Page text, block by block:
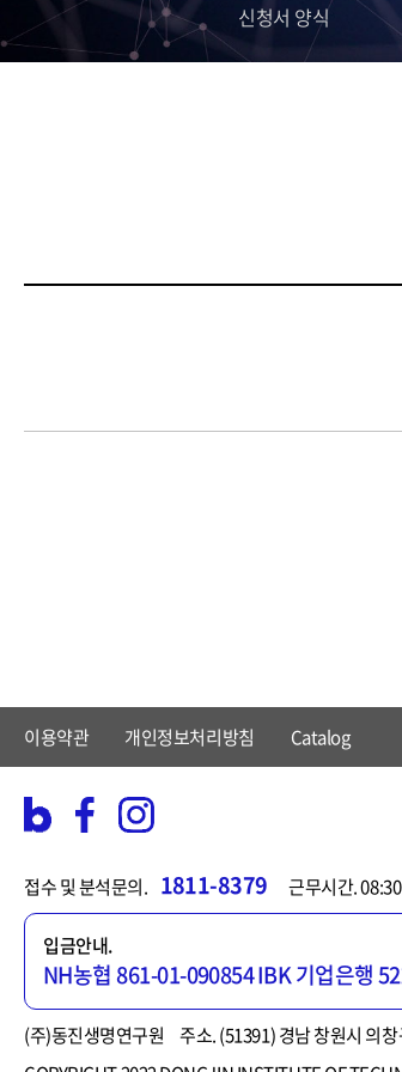
신청서 양식
이용약관 개인정보처리방침 Catalog
접수 및 분석문의. 1811-8379 근무시간.
입금안내.
NH농협 861-01-090854IBK 기업은행
(주)동진생명연구원 주소. (51391) 경남 창원시 의